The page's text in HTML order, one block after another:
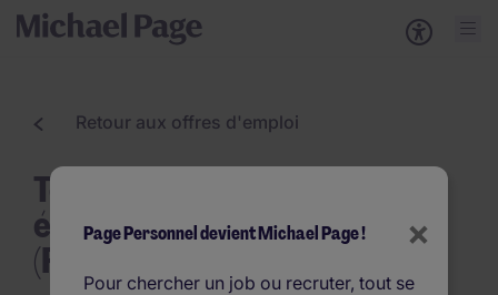
Retour aux offres d'emploi
Technicien SAV & BE
électronique / mécatronique
(F/H)
×
Page Personnel devient Michael Page !
Pour chercher un job ou recruter, tout se